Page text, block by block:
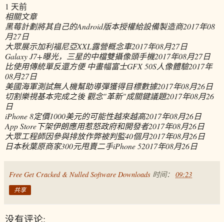
1 天前
相關文章
黑莓計劃將其自己的Android版本授權給設備製造商2017年08
月27日
大眾展示加利福尼亞XXL露營概念車2017年08月27日
Galaxy J7+曝光，三星的中檔雙攝像頭手機2017年08月27日
比使用傳統單反還方便 中畫幅富士GFX 50S人像體驗2017年
08月27日
美國海軍測試無人機幫助導彈獲得目標數據2017年08月26日
切割樂視基本完成之後 觀念"革新"成關鍵議題2017年08月26
日
iPhone 8定價1000美元的可能性越來越高2017年08月26日
App Store下架伊朗應用惹怒政府和開發者2017年08月26日
大眾工程師因參與排放作弊被判監40個月2017年08月26日
日本秋葉原商家300元甩賣二手iPhone 52017年08月26日
Free Get Cracked & Nulled Software Downloads 时间： 09:23
共享
没有评论: